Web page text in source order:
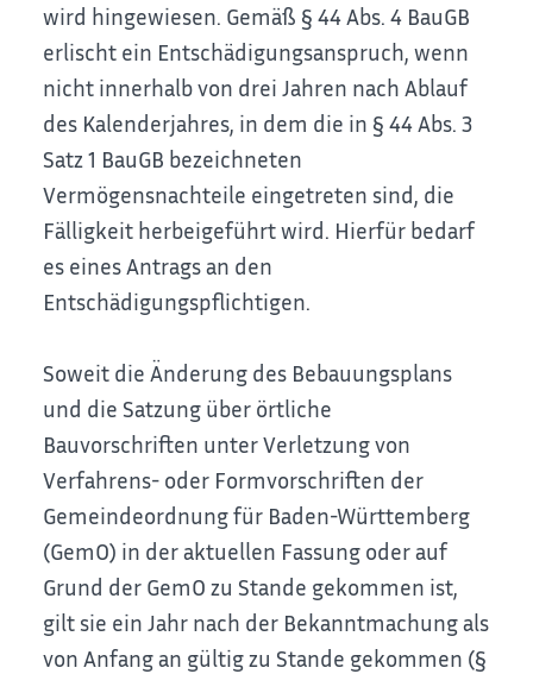
wird hingewiesen. Gemäß § 44 Abs. 4 BauGB
erlischt ein Entschädigungsanspruch, wenn
nicht innerhalb von drei Jahren nach Ablauf
des Kalenderjahres, in dem die in § 44 Abs. 3
Satz 1 BauGB bezeichneten
Vermögensnachteile eingetreten sind, die
Fälligkeit herbeigeführt wird. Hierfür bedarf
es eines Antrags an den
Entschädigungspflichtigen.
Soweit die Änderung des Bebauungsplans
und die Satzung über örtliche
Bauvorschriften unter Verletzung von
Verfahrens- oder Formvorschriften der
Gemeindeordnung für Baden-Württemberg
(GemO) in der aktuellen Fassung oder auf
Grund der GemO zu Stande gekommen ist,
gilt sie ein Jahr nach der Bekanntmachung als
von Anfang an gültig zu Stande gekommen (§